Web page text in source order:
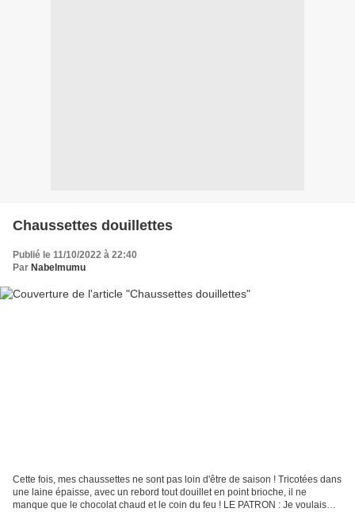
Chaussettes douillettes
Publié le 11/10/2022 à 22:40
Par Nabelmumu
Cette fois, mes chaussettes ne sont pas loin d'être de saison ! Tricotées dans
une laine épaisse, avec un rebord tout douillet en point brioche, il ne
manque que le chocolat chaud et le coin du feu ! LE PATRON : Je voulais